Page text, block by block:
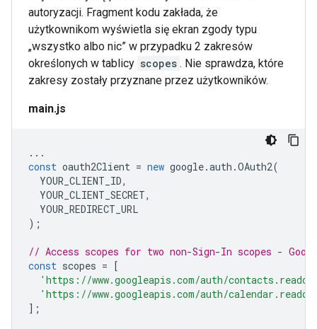
autoryzacji. Fragment kodu zakłada, że
użytkownikom wyświetla się ekran zgody typu
„wszystko albo nic” w przypadku 2 zakresów
określonych w tablicy scopes . Nie sprawdza, które
zakresy zostały przyznane przez użytkowników.
main.js
...
const oauth2Client = new google.auth .OAuth2(
YOUR_CLIENT_ID,
YOUR_CLIENT_SECRET,
YOUR_REDIRECT_URL
);
// Access scopes for two non-Sign-In scopes -
const scopes =
[
'https://www.googleapis.com/auth/
'https://www.googleapis.com/auth/
];